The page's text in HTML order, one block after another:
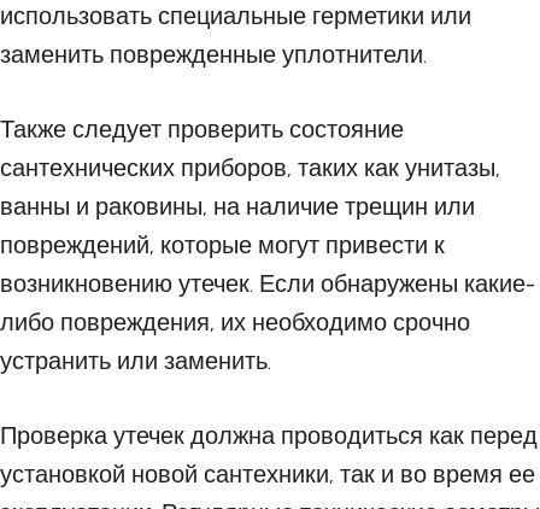
использовать специальные герметики или
заменить поврежденные уплотнители.
Также следует проверить состояние
сантехнических приборов, таких как унитазы,
ванны и раковины, на наличие трещин или
повреждений, которые могут привести к
возникновению утечек. Если обнаружены какие-
либо повреждения, их необходимо срочно
устранить или заменить.
Проверка утечек должна проводиться как перед
установкой новой сантехники, так и во время ее